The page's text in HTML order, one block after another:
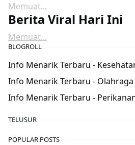
Memuat...
Berita Viral Hari Ini
Memuat...
BLOGROLL
Info Menarik Terbaru -
Info Menarik Terbaru - Olahraga
Info Menarik Terbaru -
TELUSUR
POPULAR POSTS